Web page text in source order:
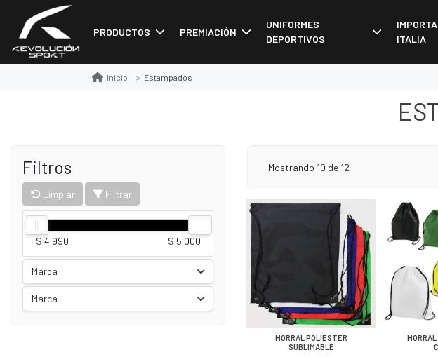
PRODUCTOS PREMIACIÓN
UNIFORMES
DEPORTIVOS
ITALIA
Inicio Estampados
Filtros
Limpiar Filtrar
$ 4.990 $ 5.000
Marca
Marca
Mostrando 10 de 12
MORRAL POLIESTER
SUBLIMABLE